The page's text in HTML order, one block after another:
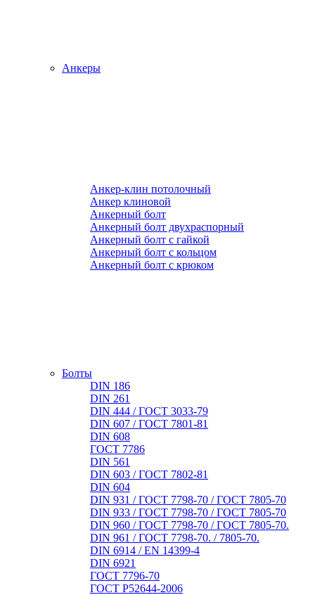
Анкеры
Анкер-клин потолочный
Анкер клиновой
Анкерный болт
Анкерный болт двухраспорный
Анкерный болт с гайкой
Анкерный болт с кольцом
Анкерный болт с крюком
Болты
DIN 186
DIN 261
DIN 444 / ГОСТ 3033-79
DIN 607 / ГОСТ 7801-81
DIN 608
ГОСТ 7786
DIN 561
DIN 603 / ГОСТ 7802-81
DIN 604
DIN 931 / ГОСТ 7798-70 / ГОСТ 7805-70
DIN 933 / ГОСТ 7798-70 / ГОСТ 7805-70
DIN 960 / ГОСТ 7798-70 / ГОСТ 7805-70.
DIN 961 / ГОСТ 7798-70. / 7805-70.
DIN 6914 / EN 14399-4
DIN 6921
ГОСТ 7796-70
ГОСТ Р52644-2006